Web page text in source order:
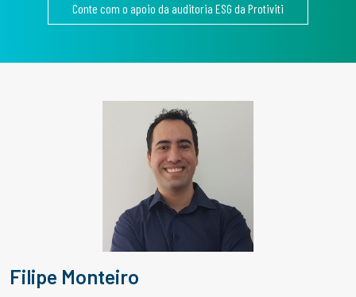
Conte com o apoio da auditoria ESG da Protiviti
Filipe Monteiro